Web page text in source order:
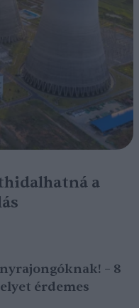
a
– 8
érdemes